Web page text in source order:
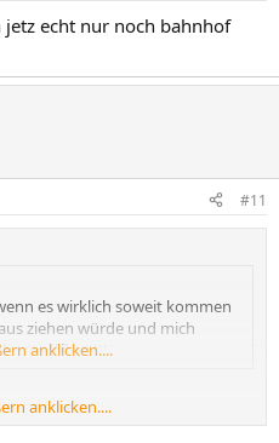
echt nur noch bahnhof
#11
es wirklich soweit kommen
ziehen würde und mich
fest!!!!
anklicken....
anklicken....